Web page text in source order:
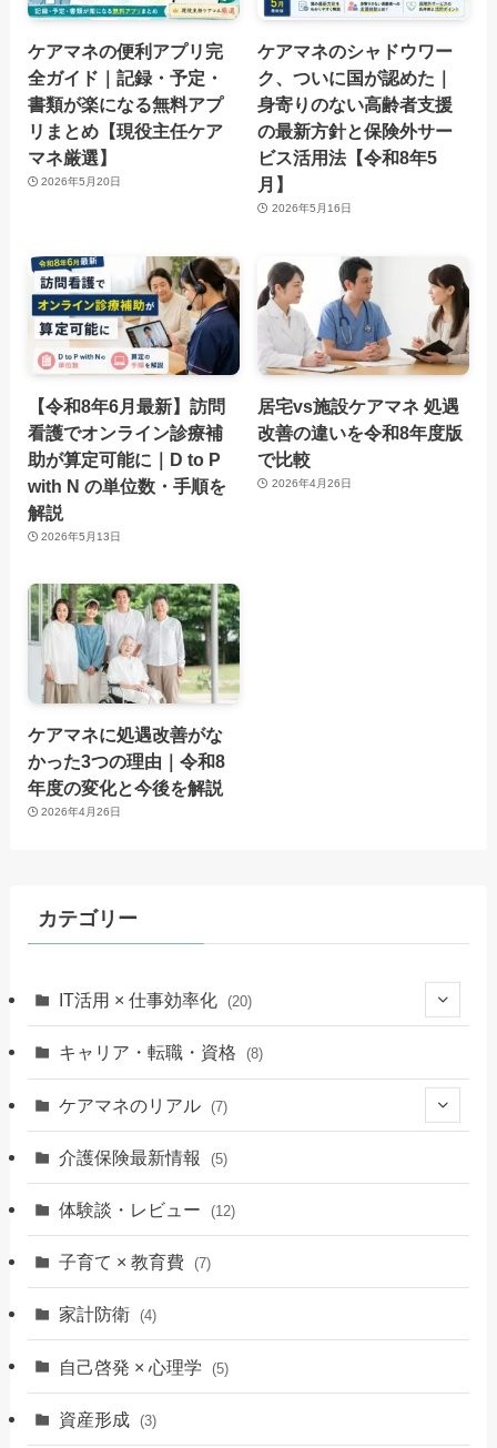
ケアマネの便利アプリ完
全ガイド｜記録・予定・
書類が楽になる無料アプ
リまとめ【現役主任ケア
マネ厳選】
2026年5月20日
ケアマネのシャドウワー
ク、ついに国が認めた｜
身寄りのない高齢者支援
の最新方針と保険外サー
ビス活用法【令和8年5
月】
2026年5月16日
【令和8年6月最新】訪問
看護でオンライン診療補
助が算定可能に｜D to P
with N の単位数・手順を
解説
2026年5月13日
居宅vs施設ケアマネ 処遇
改善の違いを令和8年度版
で比較
2026年4月26日
ケアマネに処遇改善がな
かった3つの理由｜令和8
年度の変化と今後を解説
2026年4月26日
カテゴリー
IT活用 × 仕事効率化 (20)
(6)
(9)
キャリア・転職・資格 (8)
ケアマネのリアル (7)
(5)
介護保険最新情報 (5)
体験談・レビュー (12)
子育て × 教育費 (7)
家計防衛 (4)
自己啓発 × 心理学 (5)
資産形成 (3)